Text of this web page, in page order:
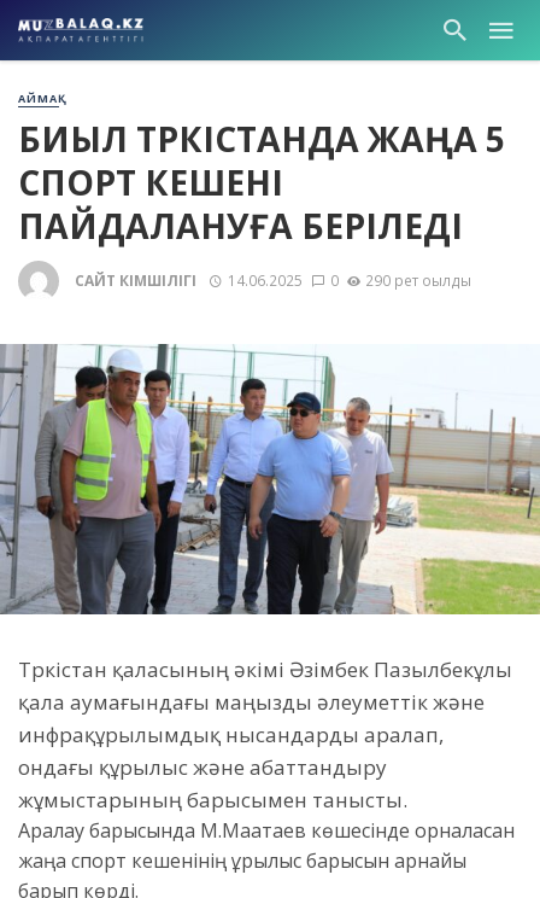
АЙМАҚ
БИЫЛ ТҮРКІСТАНДА ЖАҢА 5
СПОРТ КЕШЕНІ
ПАЙДАЛАНУҒА БЕРІЛЕДІ
САЙТ ӘКІМШІЛІГІ 14.06.2025 0 290 рет оқылды
Түркістан қаласының әкімі Әзімбек Пазылбекұлы
қала аумағындағы маңызды әлеуметтік және
инфрақұрылымдық нысандарды аралап,
ондағы құрылыс және абаттандыру
жұмыстарының барысымен танысты.
Аралау барысында М.Мақатаев көшесінде орналасқан
жаңа спорт кешенінің құрылыс барысын арнайы
барып көрді.